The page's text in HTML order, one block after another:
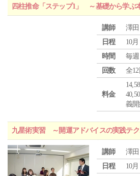
四柱推命「ステップ1」 ～基礎から学ぶ
講師
澤
日程
10
時間
毎
回数
全
料金
義開
九星術実習 ～開運アドバイスの実践テ
講師
澤
日程
10